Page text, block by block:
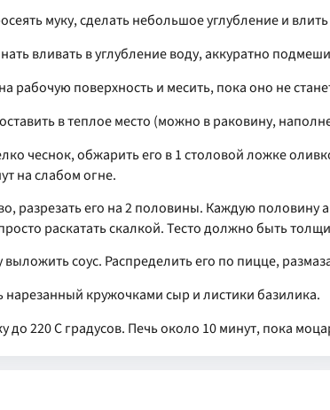
муку, сделать небольшое углубление и
вливать в углубление воду, аккуратно
рабочую поверхность и месить, пока оно не
в теплое место (можно в раковину,
чеснок, обжарить его в 1 столовой ложке
на слабом огне.
разрезать его на 2 половины. Каждую половину
раскатать скалкой. Тесто должно быть
соус. Распределить его по пицце,
нарезанный кружочками сыр и листики базилика.
до 220 С градусов. Печь около 10 минут, пока